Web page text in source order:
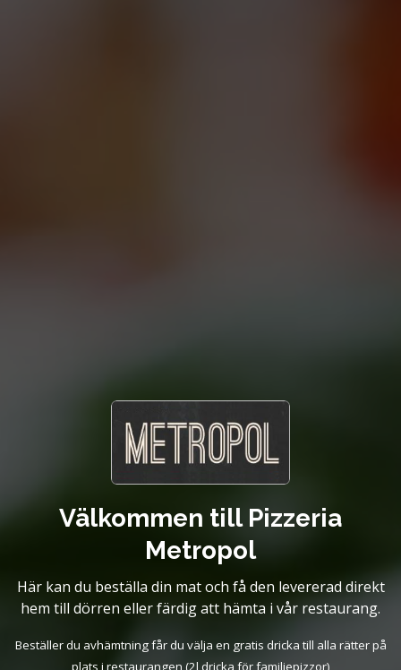
Välkommen till Pizzeria
Metropol
Här kan du beställa din mat och få den levererad direkt
hem till dörren eller färdig att hämta i vår restaurang.
Beställer du avhämtning får du välja en gratis dricka till alla rätter på